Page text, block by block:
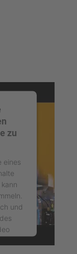
zu
eines
und